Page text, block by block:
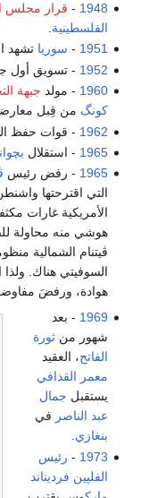
1948
- قرار مجلس
الفلسطينية
1951
- سوريا تشهد
1952 - تسويق أول
1960 - مولد جبهة
كونگ من قِبل
1962 - قوات حفظ
1965 - استقلال
1965 - رفض رئيس
التي اقترحتها
الأمريكية غارات
هوشي منه محاولة
ڤيتنام الشمالية
السوفيتي هناك. ولذا
هوادة، ورفضَ
1969 - بعد
شهور منثورة
الفاتح، العقيد
معمر القذافي
يستقبل جمال
عبد الناصر في
بنغازي.
1973
- رئيس
الفلپين فرديناند